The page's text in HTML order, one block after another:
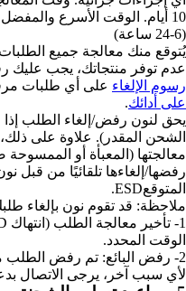
10 أيام. الوقت الأسرع
(6-24 ساعة)
يُتوقع منك معالجة جميع
عدم توفر منتجاتك، يجب عليك
رسوم الإلغاء على أي طلبات
على أدائك.
الشحن المقدر). علاوة على
معالجتها (المعبأة أو
رفضها/إلغاءها تلقائيًا من قبل
المتوقعESD.
ملاحظة: قد تقوم نون بإلغاء
الوقت المحدد.
2- رفض البائع: تم رفض الطلب من قبل البائع.
لأي سبب آخر، يرجى الاتصال